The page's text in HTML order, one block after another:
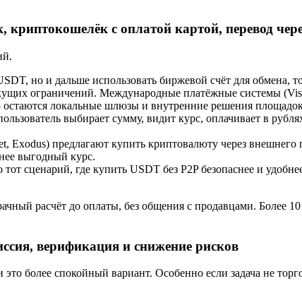
с оплатой картой, перевод
но и дальше использовать биржевой счёт для обмена,
ограничений. Международные платёжные системы
локальные шлюзы и внутренние решения
выбирает сумму, видит курс, оплачивает в
предлагают купить криптовалюту через внешнего
выгодный курс.
где купить USDT без P2P безопаснее и удобнее
расчёт до оплаты, без общения с продавцами. Более 10
верификация и снижение рисков
более спокойный вариант. Особенно если задача не